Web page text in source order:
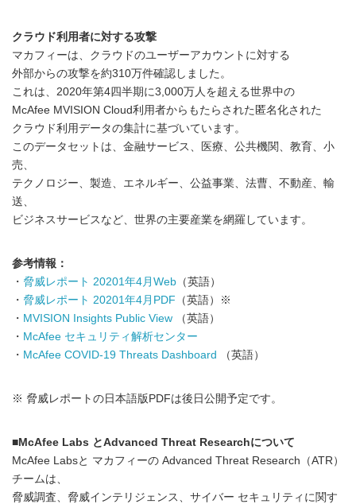
クラウド利用者に対する攻撃
マカフィーは、クラウドのユーザーアカウントに対する
外部からの攻撃を約310万件確認しました。
これは、2020年第4四半期に3,000万人を超える世界中の
McAfee MVISION Cloud利用者からもたらされた匿名化された
クラウド利用データの集計に基づいています。
このデータセットは、金融サービス、医療、公共機関、教育、小
売、
テクノロジー、製造、エネルギー、公益事業、法曹、不動産、輸
送、
ビジネスサービスなど、世界の主要産業を網羅しています。
参考情報：
・ 脅威レポート 20201年4月Web （英語）
・ 脅威レポート 20201年4月PDF （英語）※
・ MVISION Insights Public View （英語）
・ McAfee セキュリティ解析センター
・ McAfee COVID-19 Threats Dashboard （英語）
※ 脅威レポートの日本語版PDFは後日公開予定です。
■McAfee Labs とAdvanced Threat Researchについて
McAfee Labsと マカフィーの Advanced Threat Research（ATR）
チームは、
脅威調査、脅威インテリジェンス、サイバー セキュリティに関す